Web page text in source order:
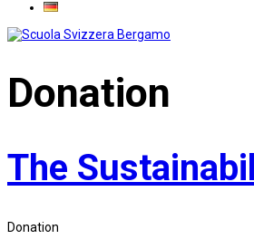
Donation
The
Donation